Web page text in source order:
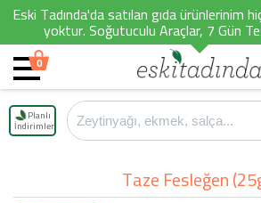
Eski Tadında'da satılan gıda ürünlerinim
yoktur. Soğutuculu Araçlar, 7 Gün
0
Planlı
İndirimler
Taze Fesleğen